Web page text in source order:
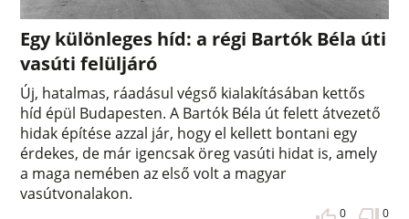
Egy különleges híd: a régi Bartók Béla úti
vasúti felüljáró
Új, hatalmas, ráadásul végső kialakításában kettős
híd épül Budapesten. A Bartók Béla út felett átvezető
hidak építése azzal jár, hogy el kellett bontani egy
érdekes, de már igencsak öreg vasúti hidat is, amely
a maga nemében az első volt a magyar
vasútvonalakon.
0 0